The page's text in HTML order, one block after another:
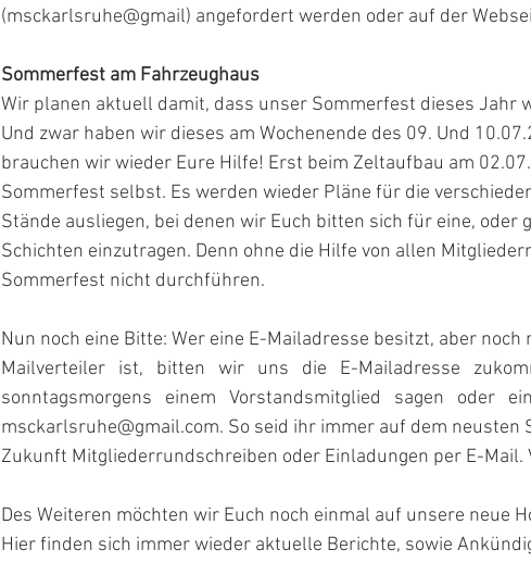
(msckarlsruhe@gmail) angefordert werden oder auf der
Sommerfest am Fahrzeughaus
Wir planen aktuell damit, dass unser Sommerfest dieses Jahr
Und zwar haben wir dieses am Wochenende des 09. Und
brauchen wir wieder Eure Hilfe! Erst beim Zeltaufbau am
Sommerfest selbst. Es werden wieder Pläne für die
Stände ausliegen, bei denen wir Euch bitten sich für eine, oder
Schichten einzutragen. Denn ohne die Hilfe von allen
Sommerfest nicht durchführen.
Nun noch eine Bitte: Wer eine E-Mailadresse besitzt, aber noch
Mailverteiler   ist,   bitten   wir   uns   die   E-Mailadresse
sonntagsmorgens   einem   Vorstandsmitglied   sagen   oder
msckarlsruhe@gmail.com. So seid ihr immer auf dem neusten
Zukunft Mitgliederrundschreiben oder Einladungen per E-Mail.
Des Weiteren möchten wir Euch noch einmal auf unsere neue
Hier finden sich immer wieder aktuelle Berichte, sowie